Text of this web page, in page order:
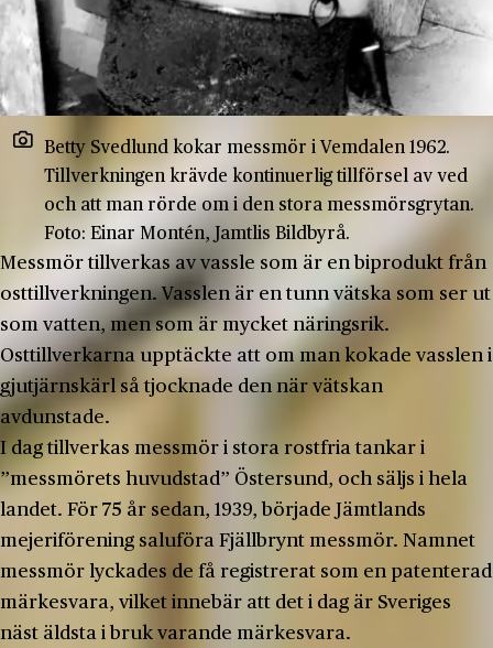
Betty Svedlund kokar messmör i Vemdalen 1962.
Tillverkningen krävde kontinuerlig tillförsel av ved
och att man rörde om i den stora messmörsgrytan.
Foto: Einar Montén, Jamtlis Bildbyrå.
Messmör tillverkas av vassle som är en biprodukt från
osttillverkningen. Vasslen är en tunn vätska som ser ut
som vatten, men som är mycket näringsrik.
Osttillverkarna upptäckte att om man kokade vasslen i
gjutjärnskärl så tjocknade den när vätskan
avdunstade.
I dag tillverkas messmör i stora rostfria tankar i
”messmörets huvudstad” Östersund, och säljs i hela
landet. För 75 år sedan, 1939, började Jämtlands
mejeriförening saluföra Fjällbrynt messmör. Namnet
messmör lyckades de få registrerat som en patenterad
märkesvara, vilket innebär att det i dag är Sveriges
näst äldsta i bruk varande märkesvara.